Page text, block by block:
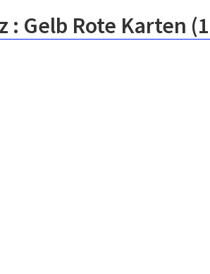
: Gelb Rote Karten